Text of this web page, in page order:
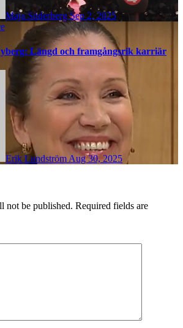
Maja SöderbergSep 2, 2025
Längd och framgångsrik karriär
Erik Lundström Aug 30, 2025
not be published. Required fields are